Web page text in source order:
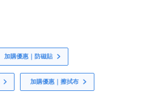
加購優惠｜防磁貼
加購優惠｜擦拭布